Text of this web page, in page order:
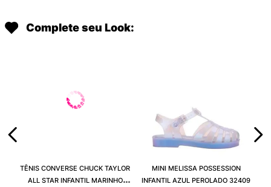
Complete seu Look:
TÊNIS CONVERSE CHUCK TAYLOR
ALL STAR INFANTIL MARINHO
MINI MELISSA POSSESSION
INFANTIL AZUL PEROLADO 32409